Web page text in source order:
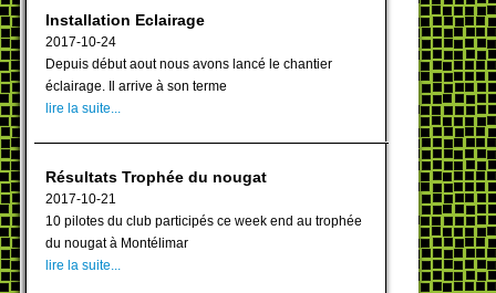
Installation Eclairage
2017-10-24
Depuis début aout nous avons lancé le chantier
éclairage. Il arrive à son terme
lire la suite...
Résultats Trophée du nougat
2017-10-21
10 pilotes du club participés ce week end au trophée
du nougat à Montélimar
lire la suite...